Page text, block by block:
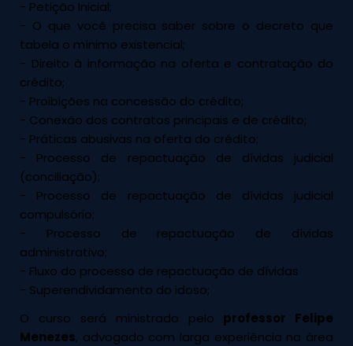
- Petição Inicial;
- O que você precisa saber sobre o decreto que
tabela o mínimo existencial;
- Direito à informação na oferta e contratação do
crédito;
- Proibições na concessão do crédito;
- Conexão dos contratos principais e de crédito;
- Práticas abusivas na oferta do crédito;
- Processo de repactuação de dívidas judicial
(conciliação);
- Processo de repactuação de dívidas judicial
compulsório;
- Processo de repactuação de dívidas
administrativo;
- Fluxo do processo de repactuação de dívidas
- Superendividamento do idoso;
O curso será ministrado pelo professor Felipe
Menezes, advogado com larga experiência na área